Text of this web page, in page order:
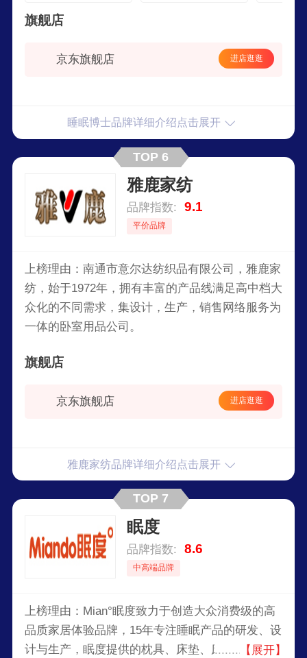
旗舰店
京东旗舰店 进店逛逛
睡眠博士品牌详细介绍点击展开
TOP 6
雅鹿家纺
品牌指数: 9.1
平价品牌
上榜理由：南通市意尔达纺织品有限公司，雅鹿家
纺，始于1972年，拥有丰富的产品线满足高中档大
众化的不同需求，集设计，生产，销售网络服务为
一体的卧室用品公司。
旗舰店
京东旗舰店 进店逛逛
雅鹿家纺品牌详细介绍点击展开
TOP 7
眠度
品牌指数: 8.6
中高端品牌
上榜理由：Mian°眠度致力于创造大众消费级的高
品质家居体验品牌，15年专注睡眠产品的研发、设
计与生产，眠度提供的枕具、床垫、床上用品、健
【展开】